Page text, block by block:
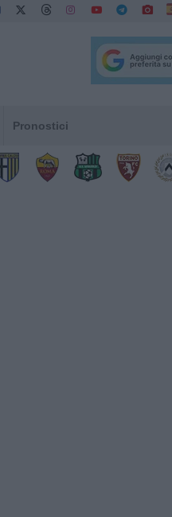
Pronostici